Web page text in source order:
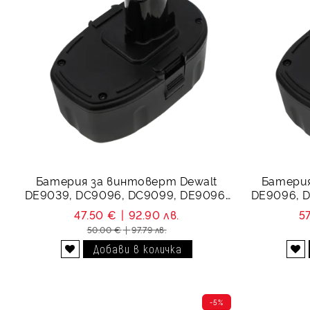
Батерия за винтоверт Dewalt
DE9039, DC9096, DC9099, DE9096,
DE9095 - 18V Li-Ion 3000 mAh
47.50 € 92.90 лв.
50.00 € 97.79 лв.
DE9096,
-5%